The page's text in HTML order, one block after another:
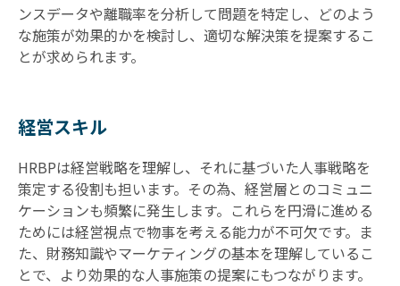
ンスデータや離職率を分析して問題を特定し、どのよう
な施策が効果的かを検討し、適切な解決策を提案するこ
とが求められます。
経営スキル
HRBPは経営戦略を理解し、それに基づいた人事戦略を
策定する役割も担います。その為、経営層とのコミュニ
ケーションも頻繁に発生します。これらを円滑に進める
ためには経営視点で物事を考える能力が不可欠です。ま
た、財務知識やマーケティングの基本を理解しているこ
とで、より効果的な人事施策の提案にもつながります。